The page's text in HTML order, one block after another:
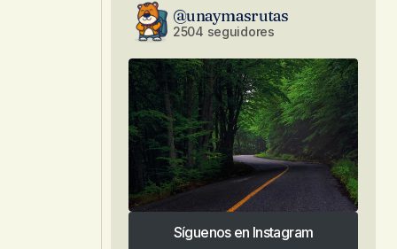
@unaymasrutas
2504 seguidores
Síguenos en Instagram